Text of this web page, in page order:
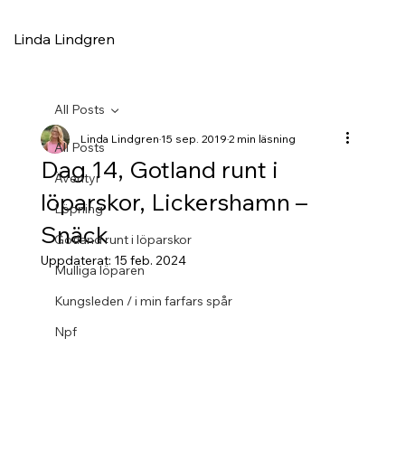
Linda Lindgren
All Posts
Äventyr
Löpning
Gotland runt i löparskor
Mulliga löparen
Kungsleden / i min farfars spår
Npf
All Posts
Dag 14, Gotland runt i
löparskor, Lickershamn –
Snäck
Linda Lindgren15 sep. 20192 min läsning
Uppdaterat: 15 feb. 2024